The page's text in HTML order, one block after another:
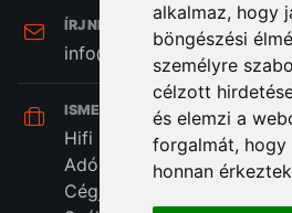
alkalmaz, hogy
böngészési
személyre
célzott
és elemzi a
forgalmát, hogy
honnan
ÍRJ NEKÜNK:
info@hifi-station.hu
ISMERD MEG CÉGÜNKET:
Hifi Station Kft.
Adószám: 13828222-2-42
Cégjegyzékszám: 01-09-